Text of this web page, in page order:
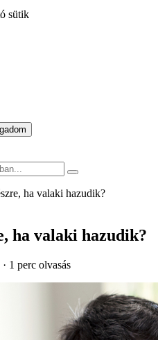
sütik
ha valaki hazudik?
ha valaki hazudik?
· 1 perc olvasás